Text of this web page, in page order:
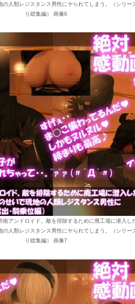
の人類レジスタンス男性にヤられてしまう。（シリー
り総集編） 画像6
衛アンドロイド。敵を排除するために廃工場に潜入し
の人類レジスタンス男性にヤられてしまう。（シリー
り総集編） 画像7